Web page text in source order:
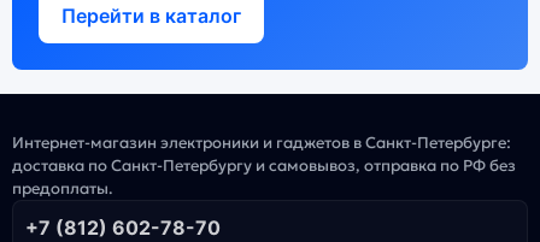
Перейти в каталог
Интернет-магазин электроники и гаджетов в Санкт-Петербурге:
доставка по Санкт-Петербургу и самовывоз, отправка по РФ без
предоплаты.
+7 (812) 602-78-70